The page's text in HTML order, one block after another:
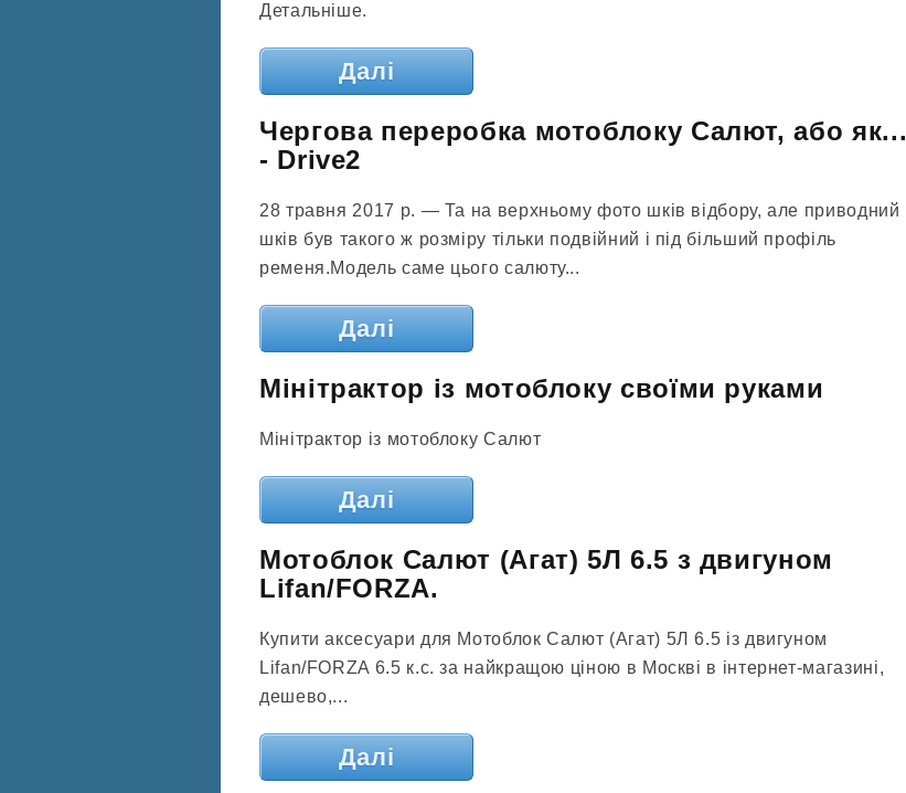
Детальніше.
Далі
Чергова переробка мотоблоку Салют, або як...
- Drive2
28 травня 2017 р. — Та на верхньому фото шків відбору, але приводний
шків був такого ж розміру тільки подвійний і під більший профіль
ременя.Модель саме цього салюту...
Далі
Мінітрактор із мотоблоку своїми руками
Мінітрактор із мотоблоку Салют
Далі
Мотоблок Салют (Агат) 5Л 6.5 з двигуном
Lifan/FORZA.
Купити аксесуари для Мотоблок Салют (Агат) 5Л 6.5 із двигуном
Lifan/FORZA 6.5 к.с. за найкращою ціною в Москві в інтернет-магазині,
дешево,...
Далі